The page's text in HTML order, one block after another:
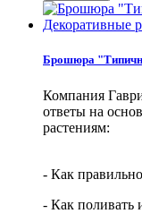
Брошюра
Компания
ответы на
растениям:
- Как
- Как поливать